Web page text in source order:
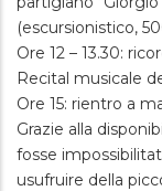
(escursionistico,
Ore 12 – 13.30:
Recital musicale
Ore 15: rientro a
Grazie alla
fosse
usufruire della